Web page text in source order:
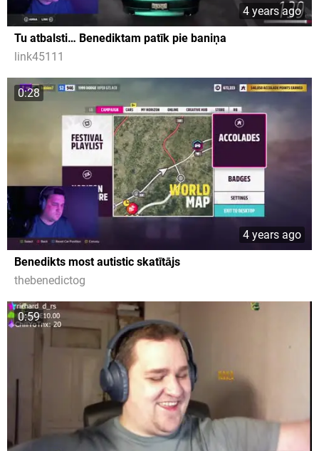
4 years ago
Tu atbalsti… Benediktam patīk pie baniņa
link45111
0:28
4 years ago
Benedikts most autistic skatītājs
thebenedictog
0:59